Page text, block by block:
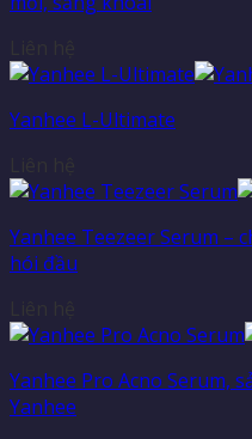
Yanhee L-Ultimate
Yanhee Teezeer Serum –
hói đầu
Yanhee Pro Acno Serum,
Yanhee